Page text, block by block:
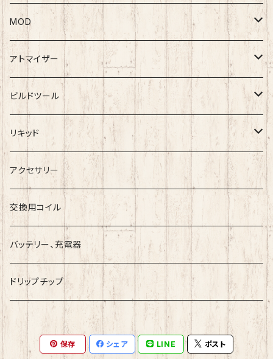
MOD
テクニカルMOD
メカニカルMOD
アトマイザー
RDA
BlackRose
RTA
ArcanaMods/PIPELINE
Umbrella Mods
Holy Atty
Ambition Mods
RDTA
Freak
クリアロマイザー
ビルドツール
ワイヤー
コットン
ツール
リキッド
Vape Sapporoー道産子リキッドー
ESC
国産リキッド
MKVAPE
BaksLiquidLab
小江戸工房
海外産リキッド
Bandito Juice
COF『Cloudy O Funky』
アクセサリー
交換用コイル
バッテリー、充電器
ドリップチップ
保存 シェア LINE ポスト